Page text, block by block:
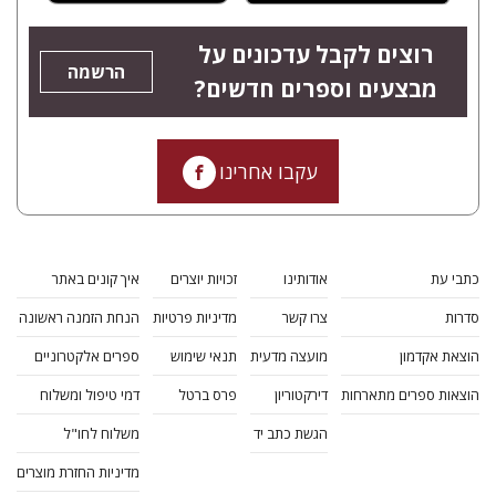
רוצים לקבל עדכונים על
מבצעים וספרים חדשים?
הרשמה
עקבו אחרינו
כתבי עת
סדרות
הוצאת אקדמון
הוצאות ספרים מתארחות
אודותינו
צרו קשר
מועצה מדעית
דירקטוריון
הגשת כתב יד
זכויות יוצרים
מדיניות פרטיות
תנאי שימוש
פרס ברטל
איך קונים באתר
הנחת הזמנה ראשונה
ספרים אלקטרוניים
דמי טיפול ומשלוח
משלוח לחו"ל
מדיניות החזרת מוצרים